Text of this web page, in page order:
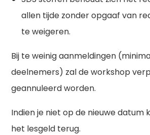
allen tijde zonder opgaaf van
te weigeren.
Bij te weinig aanmeldingen
deelnemers) zal de workshop
geannuleerd worden.
Indien je niet op de nieuwe datum
het lesgeld terug.